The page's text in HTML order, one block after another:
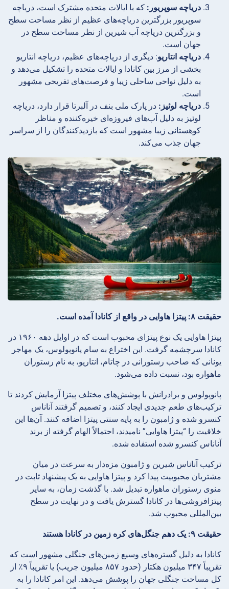
دریاچه سوپریور: که با ایالات متحده مشترک است، دریاچه
سوپریور بزرگترین دریاچه‌های عظیم از نظر مساحت سطح
و بزرگترین دریاچه آب شیرین از نظر مساحت سطح در
جهان است.
دریاچه انتاریو: دیگری از دریاچه‌های عظیم، دریاچه انتاریو
بخشی از مرز بین کانادا و ایالات متحده را تشکیل می‌دهد و
به دلیل نواحی ساحلی زیبا و فرصت‌های تفریحی مشهور
است.
دریاچه لوئیز: در پارک ملی بنف در آلبرتا قرار دارد، دریاچه
لوئیز به دلیل آب‌های فیروزه‌ای خیره‌کننده و مناظر
کوهستانی زیبا مشهور است که بازدیدکنندگان را از سراسر
جهان جذب می‌کند.
حقیقت ۸: پیتزا هاوایی در واقع از کانادا آمده است.
پیتزا هاوایی یک نوع پیتزای محبوب است که در اوایل دهه ۱۹۶۰ در
کانادا سرچشمه گرفت. این اختراع به سام پانوپولوس، یک مهاجر
یونانی که صاحب رستورانی در چاتام، انتاریو، به نام رستوران
ماهواره بود، نسبت داده می‌شود.
پانوپولوس و برادرانش با پوشش‌های مختلف پیتزا آزمایش کردند تا
ترکیب‌های طعم جدیدی ایجاد کنند، و تصمیم گرفتند آناناس
کنسرو شده و ژامبون را به پایه سنتی پیتزا اضافه کنند. آن‌ها این
خلاقیت را “پیتزا هاوایی” نامیدند، احتمالاً الهام گرفته از برند
آناناس کنسرو شده استفاده شده.
ترکیب آناناس شیرین و ژامبون مزه‌دار به سرعت در میان
مشتریان محبوبیت پیدا کرد و پیتزا هاوایی به یک پیشنهاد ثابت در
منوی رستوران ماهواره تبدیل شد. با گذشت زمان، به سایر
پیتزافروشی‌ها در کانادا گسترش یافت و در نهایت در سطح
بین‌المللی محبوب شد.
حقیقت ۹: یک دهم جنگل‌های کره زمین در کانادا هستند
کانادا به دلیل گستره‌های وسیع زمین‌های جنگلی مشهور است که
تقریباً ۳۴۷ میلیون هکتار (حدود ۸۵۷ میلیون جریب) یا تقریباً ۹٪ از
کل مساحت جنگلی جهان را پوشش می‌دهد. این امر کانادا را به